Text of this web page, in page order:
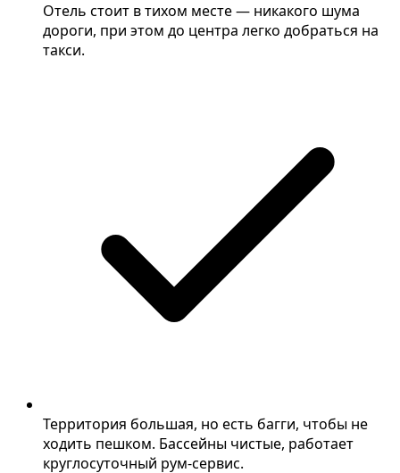
Отель стоит в тихом месте — никакого шума
дороги, при этом до центра легко добраться на
такси.
Территория большая, но есть багги, чтобы не
ходить пешком. Бассейны чистые, работает
круглосуточный рум-сервис.